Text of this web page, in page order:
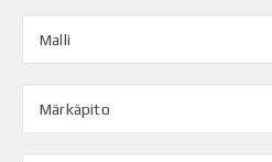
Malli
Märkäpito